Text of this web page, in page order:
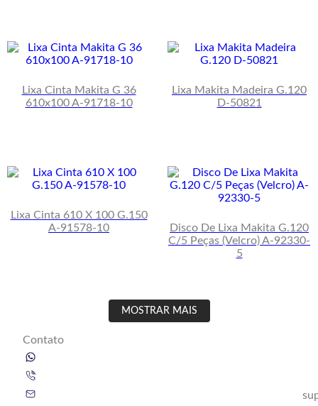
Lixa Cinta Makita G 36
610x100 A-91718-10
Lixa Makita Madeira G.120
D-50821
Lixa Cinta 610 X 100 G.150
A-91578-10
Disco De Lixa Makita G.120
C/5 Peças (Velcro) A-92330-
5
MOSTRAR MAIS
Contato